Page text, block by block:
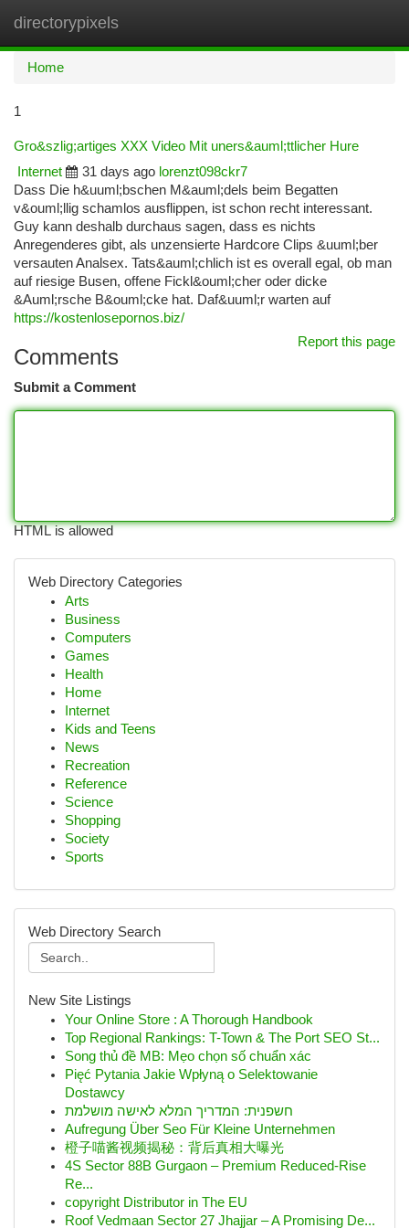
directorypixels
Home
1
Gro&szlig;artiges XXX Video Mit uners&auml;ttlicher Hure
Internet
31 days ago lorenzt098ckr7
Dass Die h&uuml;bschen M&auml;dels beim Begatten
v&ouml;llig schamlos ausflippen, ist schon recht interessant.
Guy kann deshalb durchaus sagen, dass es nichts
Anregenderes gibt, als unzensierte Hardcore Clips &uuml;ber
versauten Analsex. Tats&auml;chlich ist es overall egal, ob man
auf riesige Busen, offene Fickl&ouml;cher oder dicke
&Auml;rsche B&ouml;cke hat. Daf&uuml;r warten auf
https://kostenlosepornos.biz/
Report this page
Comments
Submit a Comment
HTML is allowed
Web Directory Categories
Arts
Business
Computers
Games
Health
Home
Internet
Kids and Teens
News
Recreation
Reference
Science
Shopping
Society
Sports
Web Directory Search
New Site Listings
Your Online Store : A Thorough Handbook
Top Regional Rankings: T-Town & The Port SEO St...
Song thủ đề MB: Mẹo chọn số chuẩn xác
Pięć Pytania Jakie Wpłyną o Selektowanie
Dostawcy
חשפנית: המדריך המלא לאישה מושלמת
Aufregung Über Seo Für Kleine Unternehmen
橙子喵酱视频揭秘：背后真相大曝光
4S Sector 88B Gurgaon – Premium Reduced-Rise
Re...
copyright Distributor in The EU
Roof Vedmaan Sector 27 Jhajjar – A Promising De...